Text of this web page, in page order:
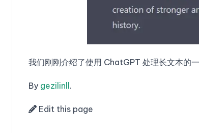
我们刚刚介绍了使用 ChatGPT 处理长文本的
By gezilinll.
Edit this page